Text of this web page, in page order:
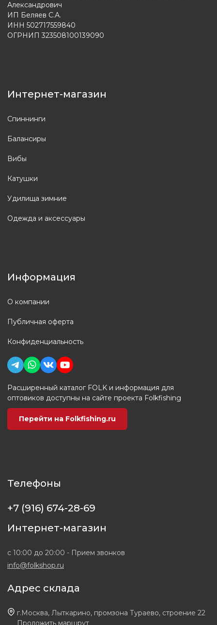
Александрович
ИП Беляев С.А.
ИНН 502717559840
ОГРНИП 323508100139090
Интернет-магазин
Спиннинги
Балансиры
Вибы
Катушки
Удилища зимние
Одежда и аксессуары
Информация
О компании
Публичная оферта
Конфиденциальность
Расширенный каталог FOLK и информация для
оптовиков доступны на сайте проекта Folkfishing
Перейти на Folkfishing.ru
Телефоны
+7 (916) 674-28-69
Интернет-магазин
с 10:00 до 20:00 - Прием звонков
info@folkshop.ru
Адрес склада
г.Москва, Лыткарино, промзона Тураево, строение 22
Проложить маршрут